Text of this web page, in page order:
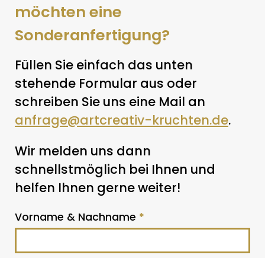
möchten eine
Sonderanfertigung?
Füllen Sie einfach das unten
stehende Formular aus oder
schreiben Sie uns eine Mail an
anfrage@artcreativ-kruchten.de.
Wir melden uns dann
schnellstmöglich bei Ihnen und
helfen Ihnen gerne weiter!
Vorname & Nachname *